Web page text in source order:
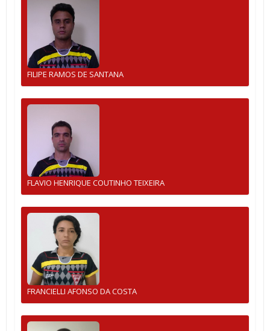
FILIPE RAMOS DE SANTANA
FLAVIO HENRIQUE COUTINHO TEIXEIRA
FRANCIELLI AFONSO DA COSTA